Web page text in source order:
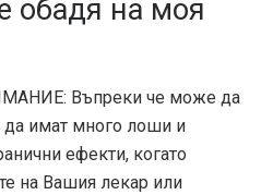
обадя на моя
Въпреки че може да
имат много лоши и
ефекти, когато
на Вашия лекар или